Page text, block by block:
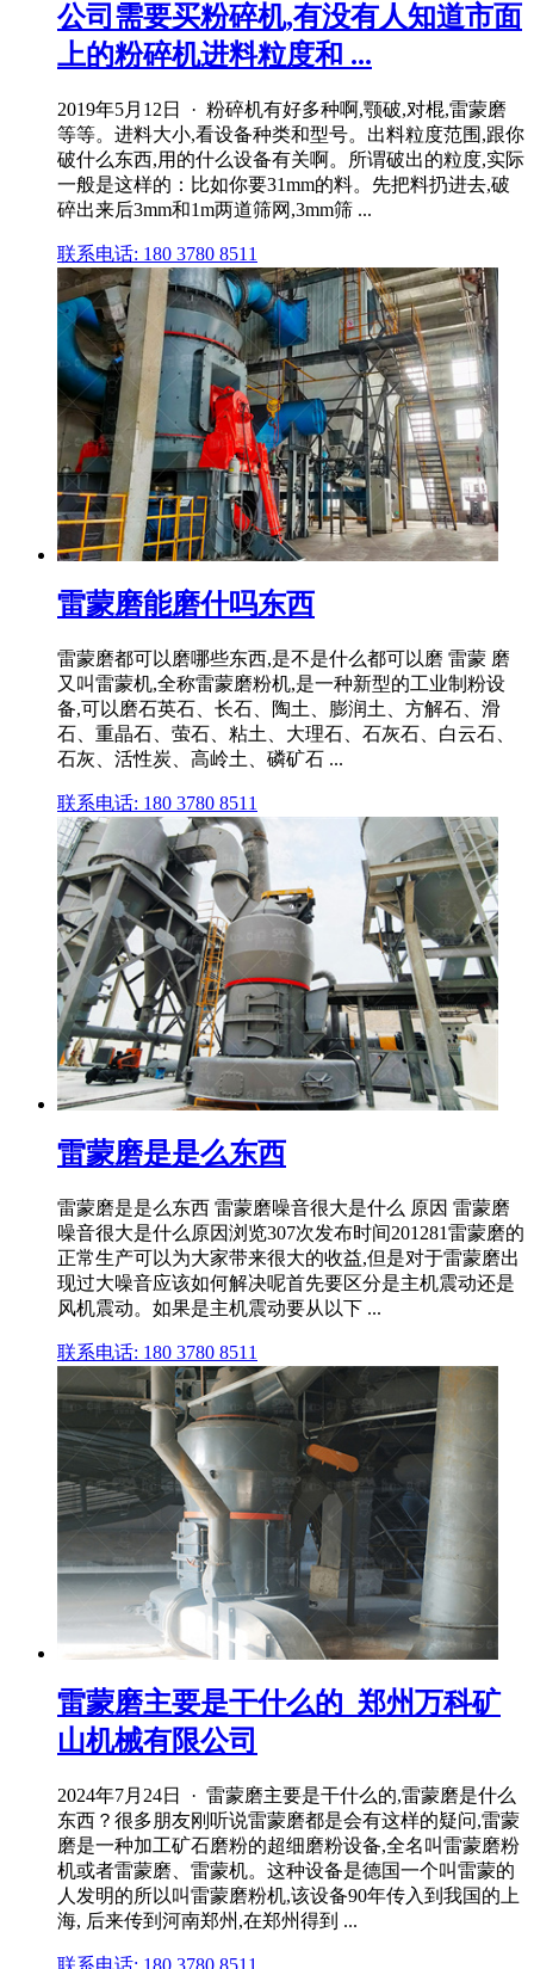
公司需要买粉碎机,有没有人知道市面
上的粉碎机进料粒度和 ...
2019年5月12日 · 粉碎机有好多种啊,颚破,对棍,雷蒙磨
等等。进料大小,看设备种类和型号。出料粒度范围,跟你
破什么东西,用的什么设备有关啊。所谓破出的粒度,实际
一般是这样的：比如你要31mm的料。先把料扔进去,破
碎出来后3mm和1m两道筛网,3mm筛 ...
联系电话: 180 3780 8511
雷蒙磨能磨什吗东西
雷蒙磨都可以磨哪些东西,是不是什么都可以磨 雷蒙 磨
又叫雷蒙机,全称雷蒙磨粉机,是一种新型的工业制粉设
备,可以磨石英石、长石、陶土、膨润土、方解石、滑
石、重晶石、萤石、粘土、大理石、石灰石、白云石、
石灰、活性炭、高岭土、磷矿石 ...
联系电话: 180 3780 8511
雷蒙磨是是么东西
雷蒙磨是是么东西 雷蒙磨噪音很大是什么 原因 雷蒙磨
噪音很大是什么原因浏览307次发布时间201281雷蒙磨的
正常生产可以为大家带来很大的收益,但是对于雷蒙磨出
现过大噪音应该如何解决呢首先要区分是主机震动还是
风机震动。如果是主机震动要从以下 ...
联系电话: 180 3780 8511
雷蒙磨主要是干什么的_郑州万科矿
山机械有限公司
2024年7月24日 · 雷蒙磨主要是干什么的,雷蒙磨是什么
东西？很多朋友刚听说雷蒙磨都是会有这样的疑问,雷蒙
磨是一种加工矿石磨粉的超细磨粉设备,全名叫雷蒙磨粉
机或者雷蒙磨、雷蒙机。这种设备是德国一个叫雷蒙的
人发明的所以叫雷蒙磨粉机,该设备90年传入到我国的上
海, 后来传到河南郑州,在郑州得到 ...
联系电话: 180 3780 8511